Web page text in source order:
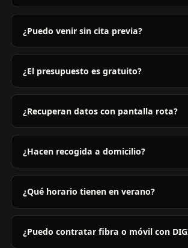
¿Puedo venir sin cita previa?
¿El presupuesto es gratuito?
¿Recuperan datos con pantalla rota?
¿Hacen recogida a domicilio?
¿Qué horario tienen en verano?
¿Puedo contratar fibra o móvil con